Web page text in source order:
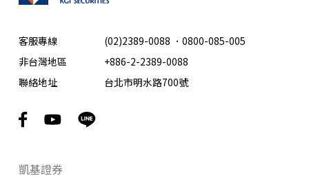
客服專線 (02)2389-0088 ． 0800-085-005
非台灣地區
+886-2-2389-0088
聯絡地址
台北市明水路700號
凱基證券